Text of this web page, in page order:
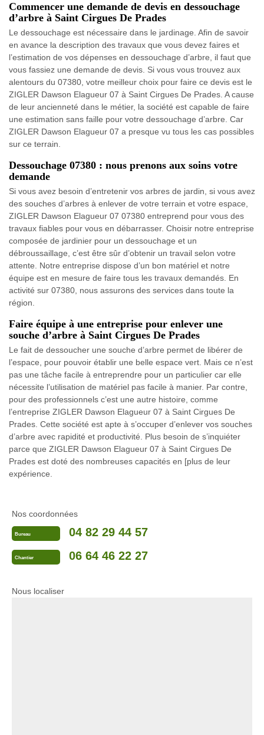
Commencer une demande de devis en dessouchage
d’arbre à Saint Cirgues De Prades
Le dessouchage est nécessaire dans le jardinage. Afin de savoir
en avance la description des travaux que vous devez faires et
l’estimation de vos dépenses en dessouchage d’arbre, il faut que
vous fassiez une demande de devis. Si vous vous trouvez aux
alentours du 07380, votre meilleur choix pour faire ce devis est le
ZIGLER Dawson Elagueur 07 à Saint Cirgues De Prades. A cause
de leur ancienneté dans le métier, la société est capable de faire
une estimation sans faille pour votre dessouchage d’arbre. Car
ZIGLER Dawson Elagueur 07 a presque vu tous les cas possibles
sur ce terrain.
Dessouchage 07380 : nous prenons aux soins votre
demande
Si vous avez besoin d’entretenir vos arbres de jardin, si vous avez
des souches d’arbres à enlever de votre terrain et votre espace,
ZIGLER Dawson Elagueur 07 07380 entreprend pour vous des
travaux fiables pour vous en débarrasser. Choisir notre entreprise
composée de jardinier pour un dessouchage et un
débroussaillage, c’est être sûr d’obtenir un travail selon votre
attente. Notre entreprise dispose d’un bon matériel et notre
équipe est en mesure de faire tous les travaux demandés. En
activité sur 07380, nous assurons des services dans toute la
région.
Faire équipe à une entreprise pour enlever une
souche d’arbre à Saint Cirgues De Prades
Le fait de dessoucher une souche d’arbre permet de libérer de
l’espace, pour pouvoir établir une belle espace vert. Mais ce n’est
pas une tâche facile à entreprendre pour un particulier car elle
nécessite l’utilisation de matériel pas facile à manier. Par contre,
pour des professionnels c’est une autre histoire, comme
l’entreprise ZIGLER Dawson Elagueur 07 à Saint Cirgues De
Prades. Cette société est apte à s’occuper d’enlever vos souches
d’arbre avec rapidité et productivité. Plus besoin de s’inquiéter
parce que ZIGLER Dawson Elagueur 07 à Saint Cirgues De
Prades est doté des nombreuses capacités en [plus de leur
expérience.
Nos coordonnées
Bureau 04 82 29 44 57
Chantier 06 64 46 22 27
Nous localiser